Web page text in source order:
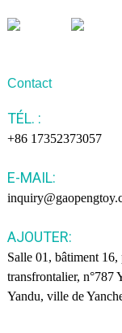
Contact
TÉL. :
+86 17352373057
E-MAIL:
AJOUTER:
Salle 01, bâtiment
transfrontalier, n°787
Yandu, ville de